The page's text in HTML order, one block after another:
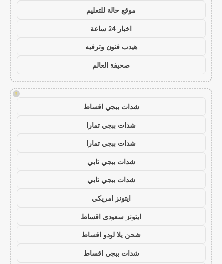
موقع حالة للتعليم
اخبار 24 ساعة
هيدب فنون وترفيه
صحيفة العالم
!
شدات ببجي اقساط
شدات ببجي تمارا
شدات ببجي تمارا
شدات ببجي تابي
شدات ببجي تابي
ايتونز امريكي
ايتونز سعودي اقساط
شحن يلا لودو اقساط
شدات ببجي اقساط